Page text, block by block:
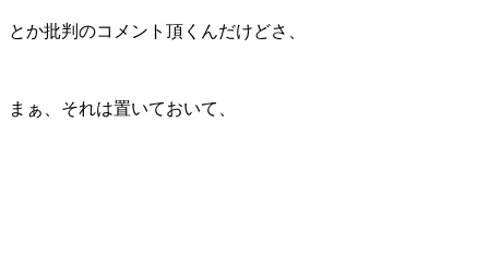
とか批判のコメント頂くんだけどさ、
まぁ、それは置いておいて、